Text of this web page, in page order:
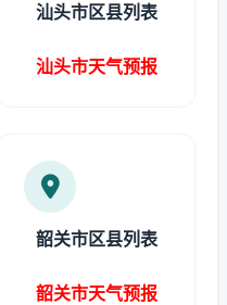
汕头市区县列表
汕头市天气预报
韶关市区县列表
韶关市天气预报